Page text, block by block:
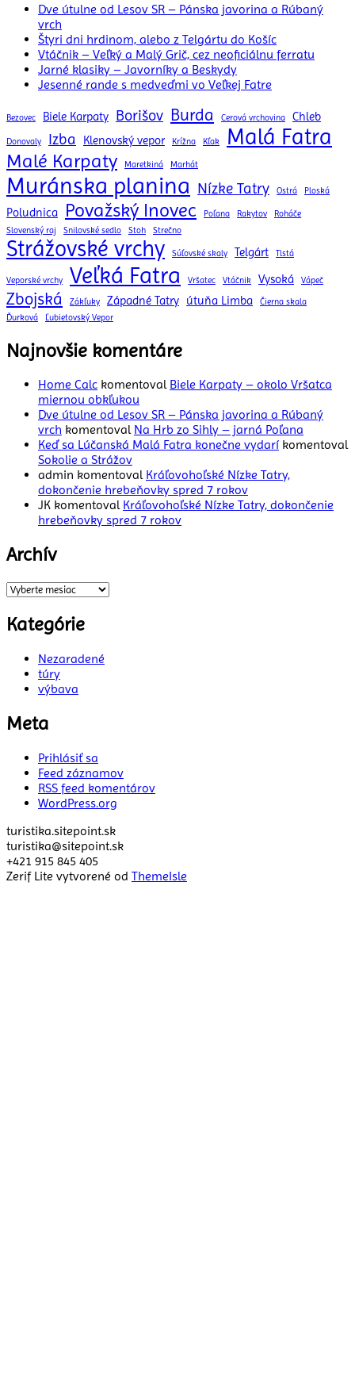
Dve útulne od Lesov SR – Pánska javorina a Rúbaný
vrch
Štyri dni hrdinom, alebo z Telgártu do Košíc
Vtáčnik – Veľký a Malý Grič, cez neoficiálnu ferratu
Jarné klasiky – Javorníky a Beskydy
Jesenné rande s medveďmi vo Veľkej Fatre
Bezovec Biele Karpaty Borišov Burda Cerová vrchovina Chleb
Donovaly Izba Klenovský vepor Krížna Kľak Malá Fatra
Malé Karpaty Maretkiná Marhát
Muránska planina Nízke Tatry Ostrá Ploská
Poludnica Považský Inovec Poľana Rakytov
Roháče
Slovenský raj
Snilovské sedlo Stoh Strečno
Strážovské vrchy Súľovské skaly Telgárt Tlstá
Veporské vrchy Veľká Fatra Vršatec Vtáčnik Vysoká Vápeč
Zbojská Zákľuky Západné Tatry útuňa Limba
Čierna skala
Ďurková
Ľubietovský Vepor
Najnovšie komentáre
Home Calc komentoval Biele Karpaty – okolo Vršatca
miernou obkľukou
Dve útulne od Lesov SR – Pánska javorina a Rúbaný
vrch komentoval Na Hrb zo Sihly – jarná Poľana
Keď sa Lúčanská Malá Fatra konečne vydarí komentoval
Sokolie a Strážov
admin komentoval Kráľovohoľské Nízke Tatry,
dokončenie hrebeňovky spred 7 rokov
JK komentoval Kráľovohoľské Nízke Tatry, dokončenie
hrebeňovky spred 7 rokov
Archív
Archív
Kategórie
Nezaradené
túry
výbava
Meta
Prihlásiť sa
Feed záznamov
RSS feed komentárov
WordPress.org
turistika.sitepoint.sk
turistika@sitepoint.sk
+421 915 845 405
Zerif Lite vytvorené od ThemeIsle